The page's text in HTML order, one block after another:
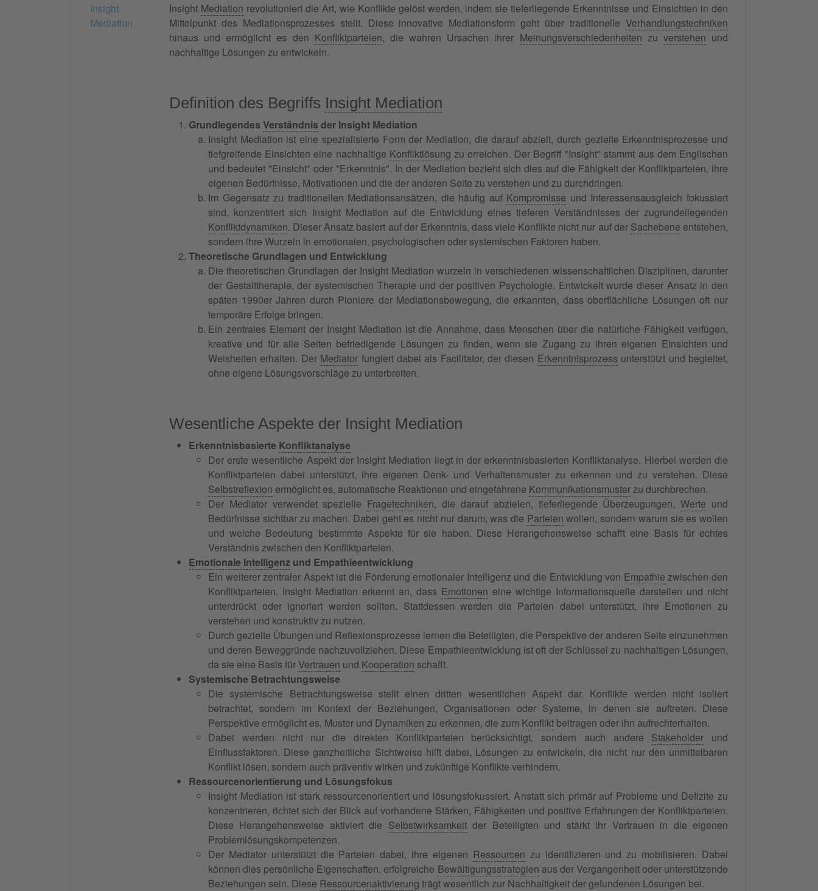
Insight
Mediation
Insight Mediation revolutioniert die Art, wie Konflikte gelöst werden, indem sie tieferliegende Erkenntnisse und Einsichten in den
Mittelpunkt des Mediationsprozesses stellt. Diese innovative Mediationsform geht über traditionelle Verhandlungstechniken
hinaus und ermöglicht es den Konfliktparteien, die wahren Ursachen ihrer Meinungsverschiedenheiten zu verstehen und
nachhaltige Lösungen zu entwickeln.
Definition des Begriffs Insight Mediation
Grundlegendes Verständnis der Insight Mediation
Insight Mediation ist eine spezialisierte Form der Mediation, die darauf abzielt, durch gezielte Erkenntnisprozesse und
tiefgreifende Einsichten eine nachhaltige Konfliktlösung zu erreichen. Der Begriff "Insight" stammt aus dem Englischen
und bedeutet "Einsicht" oder "Erkenntnis". In der Mediation bezieht sich dies auf die Fähigkeit der Konfliktparteien, ihre
eigenen Bedürfnisse, Motivationen und die der anderen Seite zu verstehen und zu durchdringen.
Im Gegensatz zu traditionellen Mediationsansätzen, die häufig auf Kompromisse und Interessensausgleich fokussiert
sind, konzentriert sich Insight Mediation auf die Entwicklung eines tieferen Verständnisses der zugrundeliegenden
Konfliktdynamiken. Dieser Ansatz basiert auf der Erkenntnis, dass viele Konflikte nicht nur auf der Sachebene entstehen,
sondern ihre Wurzeln in emotionalen, psychologischen oder systemischen Faktoren haben.
Theoretische Grundlagen und Entwicklung
Die theoretischen Grundlagen der Insight Mediation wurzeln in verschiedenen wissenschaftlichen Disziplinen, darunter
der Gestalttherapie, der systemischen Therapie und der positiven Psychologie. Entwickelt wurde dieser Ansatz in den
späten 1990er Jahren durch Pioniere der Mediationsbewegung, die erkannten, dass oberflächliche Lösungen oft nur
temporäre Erfolge bringen.
Ein zentrales Element der Insight Mediation ist die Annahme, dass Menschen über die natürliche Fähigkeit verfügen,
kreative und für alle Seiten befriedigende Lösungen zu finden, wenn sie Zugang zu ihren eigenen Einsichten und
Weisheiten erhalten. Der Mediator fungiert dabei als Facilitator, der diesen Erkenntnisprozess unterstützt und begleitet,
ohne eigene Lösungsvorschläge zu unterbreiten.
Wesentliche Aspekte der Insight Mediation
Erkenntnisbasierte Konfliktanalyse
Der erste wesentliche Aspekt der Insight Mediation liegt in der erkenntnisbasierten Konfliktanalyse. Hierbei werden die
Konfliktparteien dabei unterstützt, ihre eigenen Denk- und Verhaltensmuster zu erkennen und zu verstehen. Diese
Selbstreflexion ermöglicht es, automatische Reaktionen und eingefahrene Kommunikationsmusterzu durchbrechen.
Der Mediator verwendet spezielle Fragetechniken, die darauf abzielen, tieferliegende Überzeugungen,Werte und
Bedürfnisse sichtbar zu machen. Dabei geht es nicht nur darum, was die Parteien wollen, sondern warum sie es wollen
und welche Bedeutung bestimmte Aspekte für sie haben. Diese Herangehensweise schafft eine Basis für echtes
Verständnis zwischen den Konfliktparteien.
Emotionale Intelligenz und Empathieentwicklung
Ein weiterer zentraler Aspekt ist die Förderung emotionaler Intelligenz und die Entwicklung von Empathie zwischen den
Konfliktparteien. Insight Mediation erkennt an, dass Emotionen eine wichtige Informationsquelle darstellen und nicht
unterdrückt oder ignoriert werden sollten. Stattdessen werden die Parteien dabei unterstützt, ihre Emotionen zu
verstehen und konstruktiv zu nutzen.
Durch gezielte Übungen und Reflexionsprozesse lernen die Beteiligten, die Perspektive der anderen Seite einzunehmen
und deren Beweggründe nachzuvollziehen. Diese Empathieentwicklung ist oft der Schlüssel zu nachhaltigen Lösungen,
da sie eine Basis für Vertrauen und Kooperation schafft.
Systemische Betrachtungsweise
Die systemische Betrachtungsweise stellt einen dritten wesentlichen Aspekt dar. Konflikte werden nicht isoliert
betrachtet, sondern im Kontext der Beziehungen, Organisationen oder Systeme, in denen sie auftreten. Diese
Perspektive ermöglicht es, Muster und Dynamiken zu erkennen, die zum Konflikt beitragen oder ihn aufrechterhalten.
Dabei werden nicht nur die direkten Konfliktparteien berücksichtigt, sondern auch andere Stakeholder und
Einflussfaktoren. Diese ganzheitliche Sichtweise hilft dabei, Lösungen zu entwickeln, die nicht nur den unmittelbaren
Konflikt lösen, sondern auch präventiv wirken und zukünftige Konflikte verhindern.
Ressourcenorientierung und Lösungsfokus
Insight Mediation ist stark ressourcenorientiert und lösungsfokussiert. Anstatt sich primär auf Probleme und Defizite zu
konzentrieren, richtet sich der Blick auf vorhandene Stärken, Fähigkeiten und positive Erfahrungen der Konfliktparteien.
Diese Herangehensweise aktiviert die Selbstwirksamkeitder Beteiligten und stärkt ihr Vertrauen in die eigenen
Problemlösungskompetenzen.
Der Mediator unterstützt die Parteien dabei, ihre eigenen Ressourcen zu identifizieren und zu mobilisieren. Dabei
können dies persönliche Eigenschaften, erfolgreiche Bewältigungsstrategien aus der Vergangenheit oder unterstützende
Beziehungen sein. Diese Ressourcenaktivierung trägt wesentlich zur Nachhaltigkeit der gefundenen Lösungen bei.